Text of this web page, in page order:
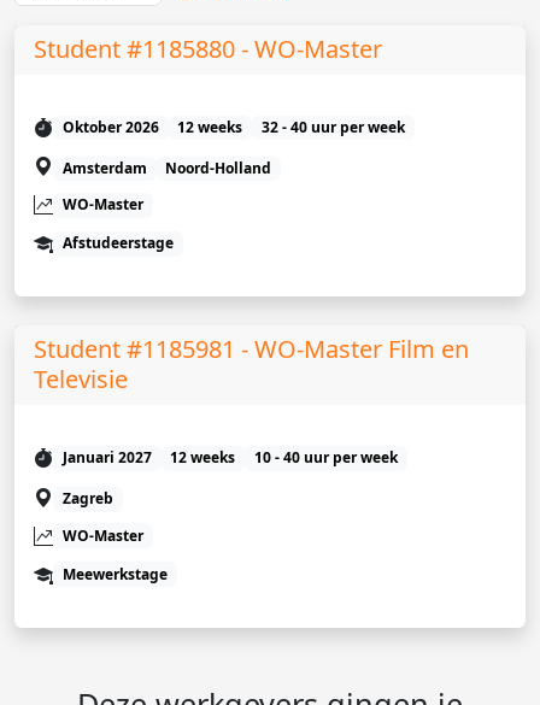
Student #1185880 - WO-Master
Oktober 2026 12 weeks
32 - 40 uur per week
Amsterdam
Noord-Holland
WO-Master
Afstudeerstage
Student #1185981 - WO-Master Film en
Televisie
Januari 2027 12 weeks
10 - 40 uur per week
Zagreb
WO-Master
Meewerkstage